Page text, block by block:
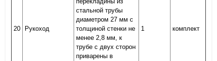
20 Рукоход
стальной трубы
диаметром 27 мм с
толщиной стенки не
менее 2,8 мм, к
трубе с двух сторон
приварены в
1 комплект